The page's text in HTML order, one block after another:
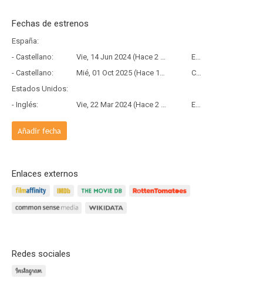
Fechas de estrenos
España:
- Castellano:
Vie, 14 Jun 2024 (Hace 2 años y 1 mes)
Estreno
- Castellano:
Mié, 01 Oct 2025 (Hace 10 meses y 7 días)
Copia Física
Estados Unidos:
- Inglés:
Vie, 22 Mar 2024 (Hace 2 años y 4 meses) Estreno
Añadir fecha
Enlaces externos
Redes sociales